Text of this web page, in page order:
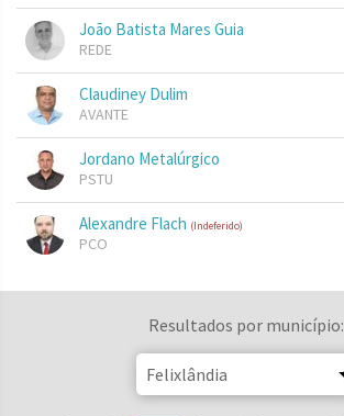
João Batista Mares Guia
REDE
Claudiney Dulim
AVANTE
Jordano Metalúrgico
PSTU
Alexandre Flach (Indeferido)
PCO
Resultados por município: